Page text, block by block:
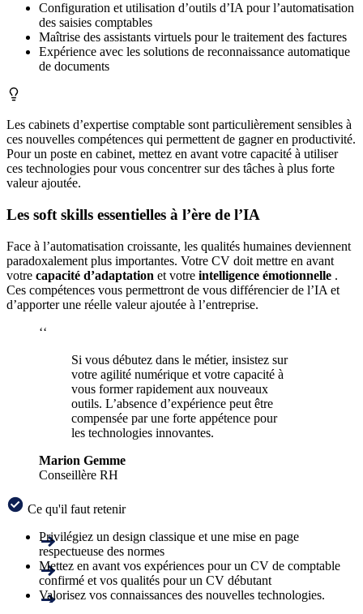
Configuration et utilisation d’outils d’IA pour l’automatisation
des saisies comptables
Maîtrise des assistants virtuels pour le traitement des factures
Expérience avec les solutions de reconnaissance automatique
de documents
Les cabinets d’expertise comptable sont particulièrement sensibles à
ces nouvelles compétences qui permettent de gagner en productivité.
Pour un poste en cabinet, mettez en avant votre capacité à utiliser
ces technologies pour vous concentrer sur des tâches à plus forte
valeur ajoutée.
Les soft skills essentielles à l’ère de l’IA
Face à l’automatisation croissante, les qualités humaines deviennent
paradoxalement plus importantes. Votre CV doit mettre en avant
votre capacité d’adaptation et votre intelligence émotionnelle .
Ces compétences vous permettront de vous différencier de l’IA et
d’apporter une réelle valeur ajoutée à l’entreprise.
‘‘
Si vous débutez dans le métier, insistez sur
votre agilité numérique et votre capacité à
vous former rapidement aux nouveaux
outils. L’absence d’expérience peut être
compensée par une forte appétence pour
les technologies innovantes.
Marion Gemme
Conseillère RH
Ce qu'il faut retenir
Privilégiez un design classique et une mise en page
respectueuse des normes
Mettez en avant vos expériences pour un CV de comptable
confirmé et vos qualités pour un CV débutant
Valorisez vos connaissances des nouvelles technologies.